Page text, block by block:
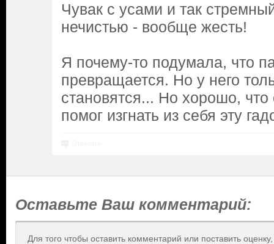
Чувак с усами и так
нечистью - вообще жесть!
Я почему-то подумала, что
превращается. Но у него
становятся... Но хорошо,
помог изгнать из себя эту
Оставьте Ваш комментарий:
Для того чтобы оставить комментарий или поставить